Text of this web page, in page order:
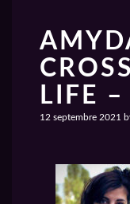
LIFE
12 septembre 2021